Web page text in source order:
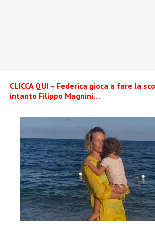
CLICCA QUI – Federica gioca a fare la
intanto Filippo Magnini…